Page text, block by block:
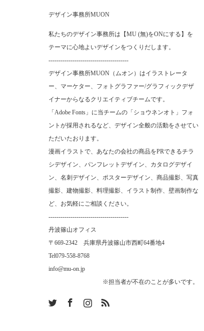
デザイン事務所MUON
私たちのデザイン事務所は【MU (無)をONにする】を
テーマに心地よいデザインをつくりだします。
----------------------------------------
デザイン事務所MUON（ムオン）はイラストレータ
ー、マーケター、フォトグラファー/グラフィックデザ
イナーからなるクリエイティブチームです。
「Adobe Fonts」に当チームの「ショウネンオト」フォ
ントが採用されるなど、デザイン全般の活動をさせてい
ただいたおります。
漫画イラストで、あなたの会社の商品をPRできるチラ
シデザイン、パンフレットデザイン、カタログデザイ
ン、名刺デザイン、ポスターデザイン、商品撮影、写真
撮影、建物撮影、料理撮影、イラスト制作、壁画制作な
ど、お気軽にご相談ください。
----------------------------------------
丹波篠山オフィス
〒669-2342 兵庫県丹波篠山市西町64番地4
Tel079-558-8768
info@mu-on.jp
※担当者が不在のことが多いです。